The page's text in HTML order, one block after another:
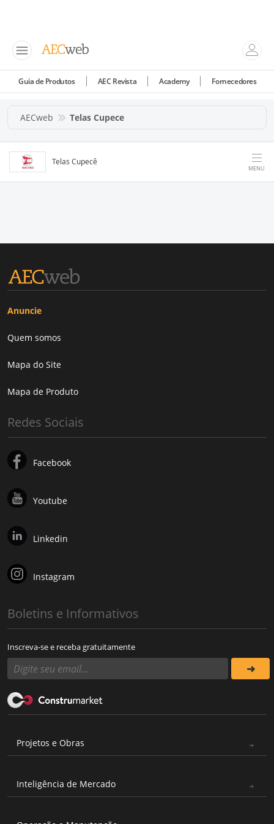
Guia de Produtos AEC Revista Academy Fornecedores
AECweb Telas Cupece
Telas Cupecê
MENU
Anuncie
Quem somos
Mapa do Site
Mapa de Produto
Redes Sociais
Facebook
Youtube
Linkedin
Instagram
Boletins e Informativos
Inscreva-se e receba gratuitamente
Projetos e Obras
Inteligência de Mercado